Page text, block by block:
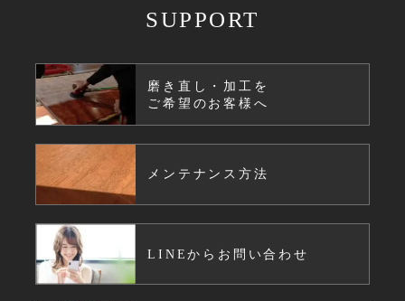
SUPPORT
磨き直し・加工を
ご希望のお客様へ
メンテナンス方法
LINEからお問い合わせ